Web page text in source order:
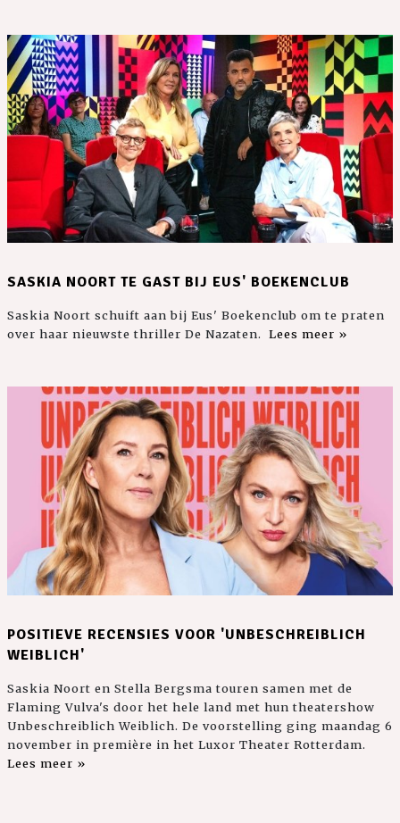
SASKIA NOORT TE GAST BIJ EUS' BOEKENCLUB
Saskia Noort schuift aan bij Eus' Boekenclub om te praten
over haar nieuwste thriller De Nazaten. Lees meer »
POSITIEVE RECENSIES VOOR 'UNBESCHREIBLICH
WEIBLICH'
Saskia Noort en Stella Bergsma touren samen met de
Flaming Vulva's door het hele land met hun theatershow
Unbeschreiblich Weiblich. De voorstelling ging maandag 6
november in première in het Luxor Theater Rotterdam.
Lees meer »